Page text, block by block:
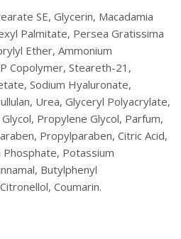
SE, Glycerin, Macadamia
Palmitate, Persea Gratissima
Ether, Ammonium
Copolymer, Steareth-21,
Sodium Hyaluronate,
Urea, Glyceryl Polyacrylate,
Propylene Glycol, Parfum,
Propylparaben, Citric Acid,
Phosphate, Potassium
Butylphenyl
Coumarin.